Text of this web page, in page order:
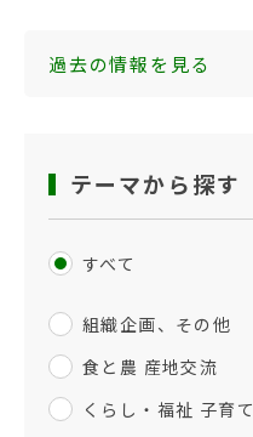
過去の情報を見る
テーマから探す
すべて
組織企画、その他
食と農 産地交流
くらし・福祉 子育て